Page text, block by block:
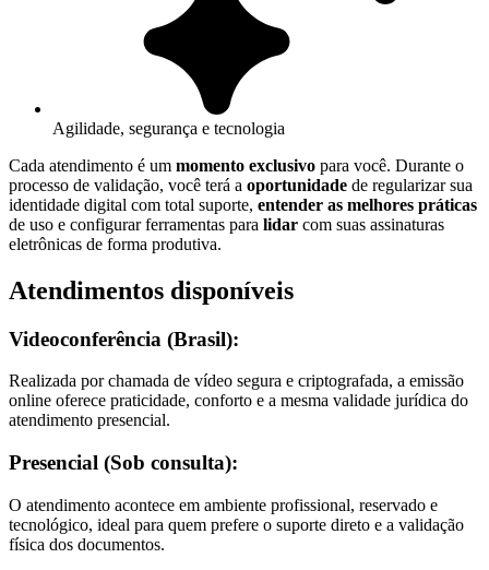
Agilidade, segurança e tecnologia
Cada atendimento é um momento exclusivo para você. Durante o
processo de validação, você terá a oportunidade de regularizar sua
identidade digital com total suporte, entender as melhores práticas
de uso e configurar ferramentas para lidar com suas assinaturas
eletrônicas de forma produtiva.
Atendimentos disponíveis
Videoconferência (Brasil):
Realizada por chamada de vídeo segura e criptografada, a emissão
online oferece praticidade, conforto e a mesma validade jurídica do
atendimento presencial.
Presencial (Sob consulta):
O atendimento acontece em ambiente profissional, reservado e
tecnológico, ideal para quem prefere o suporte direto e a validação
física dos documentos.